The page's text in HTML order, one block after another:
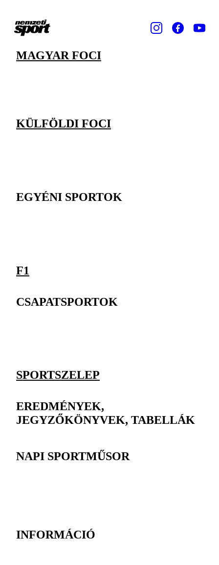
MAGYAR FOCI
KÜLFÖLDI FOCI
EGYÉNI SPORTOK
F1
CSAPATSPORTOK
SPORTSZELEP
EREDMÉNYEK,
JEGYZŐKÖNYVEK, TABELLÁK
NAPI SPORTMŰSOR
INFORMÁCIÓ